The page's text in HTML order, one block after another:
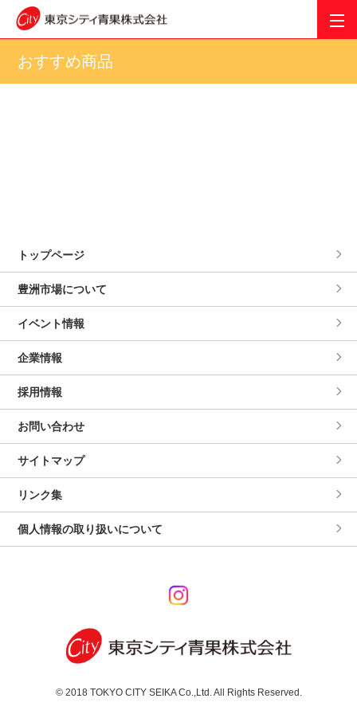
おすすめ商品
トップページ
豊洲市場について
イベント情報
企業情報
採用情報
お問い合わせ
サイトマップ
リンク集
個人情報の取り扱いについて
© 2018 TOKYO CITY SEIKA Co.,Ltd. All Rights Reserved.